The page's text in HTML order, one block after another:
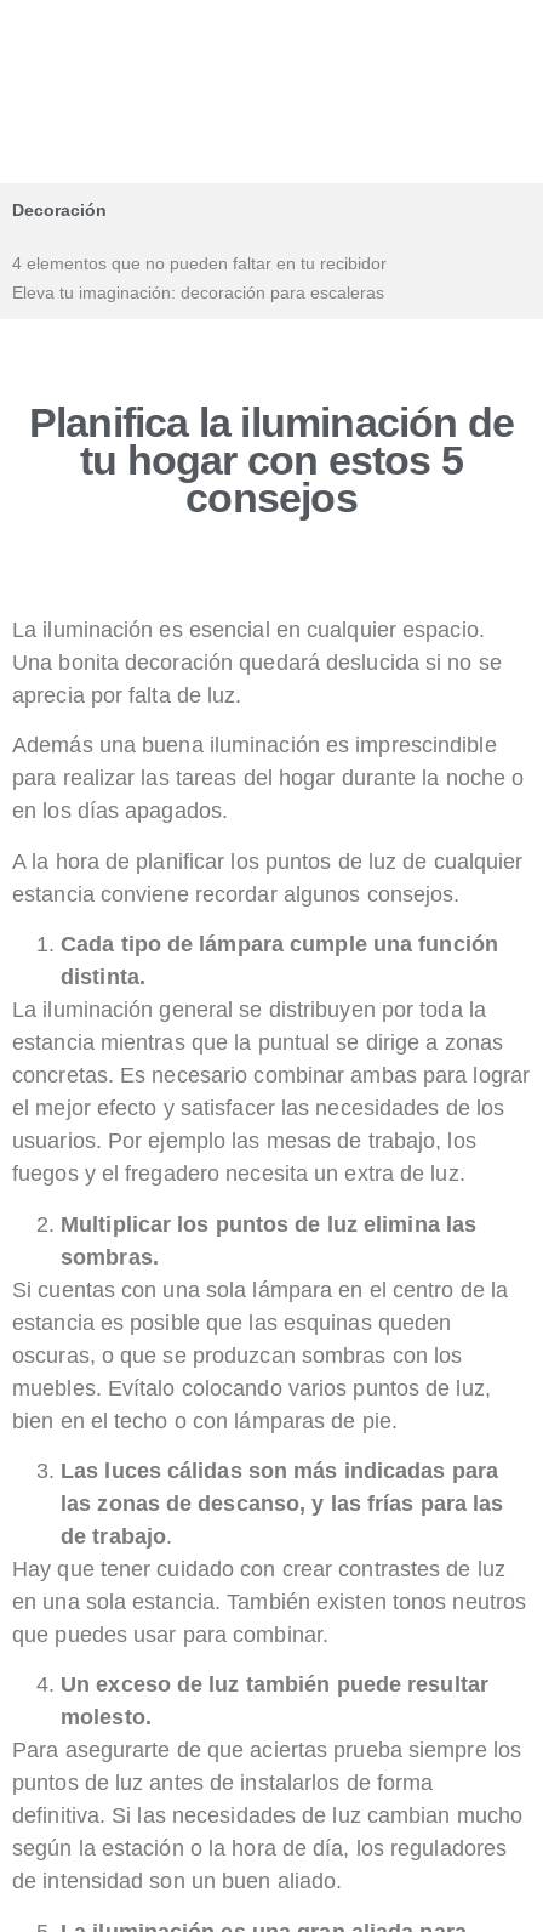
Decoración
4 elementos que no pueden faltar en tu recibidor
Eleva tu imaginación: decoración para escaleras
Planifica la iluminación de
tu hogar con estos 5
consejos
La iluminación es esencial en cualquier espacio.
Una bonita decoración quedará deslucida si no se
aprecia por falta de luz.
Además una buena iluminación es imprescindible
para realizar las tareas del hogar durante la noche o
en los días apagados.
A la hora de planificar los puntos de luz de cualquier
estancia conviene recordar algunos consejos.
Cada tipo de lámpara cumple una función
distinta.
La iluminación general se distribuyen por toda la
estancia mientras que la puntual se dirige a zonas
concretas. Es necesario combinar ambas para lograr
el mejor efecto y satisfacer las necesidades de los
usuarios. Por ejemplo las mesas de trabajo, los
fuegos y el fregadero necesita un extra de luz.
Multiplicar los puntos de luz elimina las
sombras.
Si cuentas con una sola lámpara en el centro de la
estancia es posible que las esquinas queden
oscuras, o que se produzcan sombras con los
muebles. Evítalo colocando varios puntos de luz,
bien en el techo o con lámparas de pie.
Las luces cálidas son más indicadas para
las zonas de descanso, y las frías para las
de trabajo.
Hay que tener cuidado con crear contrastes de luz
en una sola estancia. También existen tonos neutros
que puedes usar para combinar.
Un exceso de luz también puede resultar
molesto.
Para asegurarte de que aciertas prueba siempre los
puntos de luz antes de instalarlos de forma
definitiva. Si las necesidades de luz cambian mucho
según la estación o la hora de día, los reguladores
de intensidad son un buen aliado.